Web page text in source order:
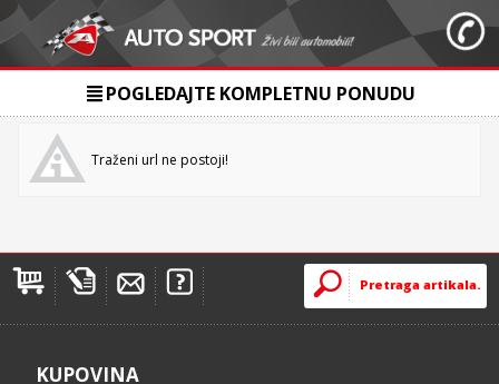
POGLEDAJTE KOMPLETNU PONUDU
Traženi url ne postoji!
KUPOVINA